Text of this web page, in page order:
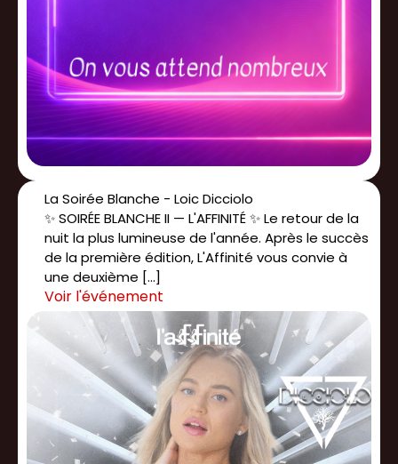
La Soirée Blanche - Loic Dicciolo
✨ SOIRÉE BLANCHE II — L'AFFINITÉ ✨ Le retour de la
nuit la plus lumineuse de l'année. Après le succès
de la première édition, L'Affinité vous convie à
une deuxième […]